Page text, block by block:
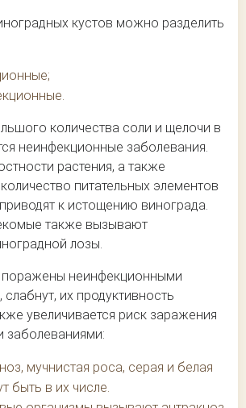
кустов можно разделить
количества соли и щелочи в
неинфекционные заболевания.
растения, а также
питательных элементов
к истощению винограда.
также вызывают
лозы.
поражены неинфекционными
их продуктивность
увеличивается риск заражения
заболеваниями:
мучнистая роса, серая и белая
быть в их числе.